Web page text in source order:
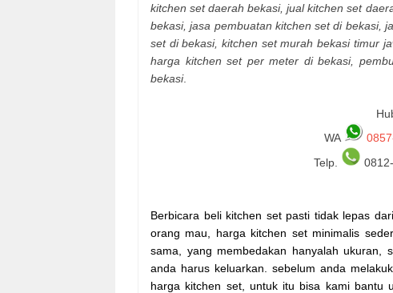
kitchen set daerah bekasi, jual kitchen set
bekasi, jasa pembuatan kitchen set di bekasi,
set di bekasi, kitchen set murah bekasi timur
harga kitchen set per meter di bekasi,
bekasi.
WA
Telp.
Berbicara beli kitchen set pasti tidak lepas
orang mau, harga kitchen set minimalis
sama, yang membedakan hanyalah ukuran,
anda harus keluarkan. sebelum anda
harga kitchen set, untuk itu bisa kami bantu